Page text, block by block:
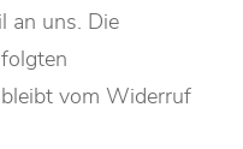
an uns. Die
vom Widerruf